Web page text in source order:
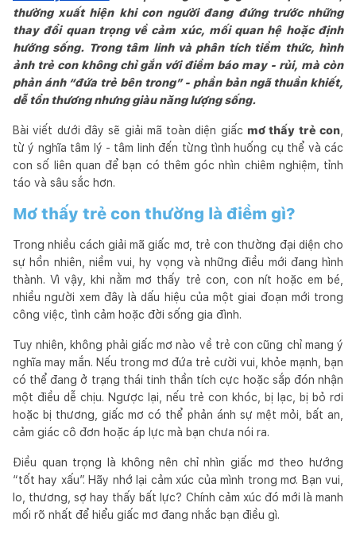
thường xuất hiện khi con người đang đứng trước những
thay đổi quan trọng về cảm xúc, mối quan hệ hoặc định
hướng sống. Trong tâm linh và phân tích tiềm thức, hình
ảnh trẻ con không chỉ gắn với điềm báo may - rủi, mà còn
phản ánh “đứa trẻ bên trong” - phần bản ngã thuần khiết,
dễ tổn thương nhưng giàu năng lượng sống.
Bài viết dưới đây sẽ giải mã toàn diện giấc mơ thấy trẻ con
từ ý nghĩa tâm lý - tâm linh đến từng tình huống cụ thể và các
con số liên quan để bạn có thêm góc nhìn chiêm nghiệm, tỉnh
táo và sâu sắc hơn.
Mơ thấy trẻ con thường là điềm gì?
Trong nhiều cách giải mã giấc mơ, trẻ con thường đại diện cho
sự hồn nhiên, niềm vui, hy vọng và những điều mới đang hình
thành. Vì vậy, khi nằm mơ thấy trẻ con, con nít hoặc em bé,
nhiều người xem đây là dấu hiệu của một giai đoạn mới trong
công việc, tình cảm hoặc đời sống gia đình.
Tuy nhiên, không phải giấc mơ nào về trẻ con cũng chỉ mang ý
nghĩa may mắn. Nếu trong mơ đứa trẻ cười vui, khỏe mạnh, bạn
có thể đang ở trạng thái tinh thần tích cực hoặc sắp đón nhận
một điều dễ chịu. Ngược lại, nếu trẻ con khóc, bị lạc, bị bỏ rơi
hoặc bị thương, giấc mơ có thể phản ánh sự mệt mỏi, bất an,
cảm giác cô đơn hoặc áp lực mà bạn chưa nói ra.
Điều quan trọng là không nên chỉ nhìn giấc mơ theo hướng
“tốt hay xấu”. Hãy nhớ lại cảm xúc của mình trong mơ. Bạn vui,
lo, thương, sợ hay thấy bất lực? Chính cảm xúc đó mới là manh
mối rõ nhất để hiểu giấc mơ đang nhắc bạn điều gì.